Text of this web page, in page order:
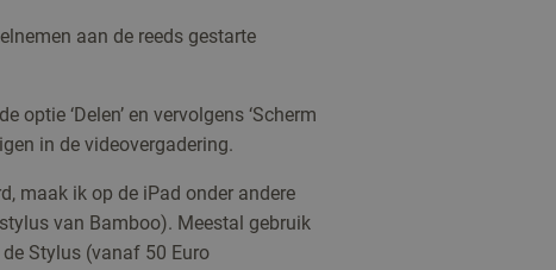
aan de reeds gestarte
‘Delen’ en vervolgens ‘Scherm
in de videovergadering.
maak ik op de iPad onder andere
van Bamboo). Meestal gebruik
Stylus (vanaf 50 Euro